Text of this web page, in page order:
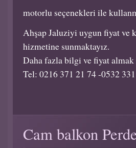
motorlu seçenekleri ile
Ahşap Jaluziyi uygun fiyat
hizmetine sunmaktayız.
Daha fazla bilgi ve fiyat almak
Tel: 0216 371 21 74 -0532
Cam balkon